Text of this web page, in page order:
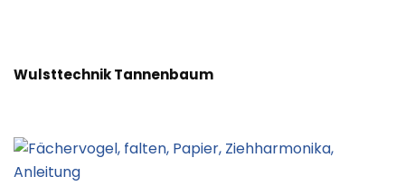
Wulsttechnik Tannenbaum